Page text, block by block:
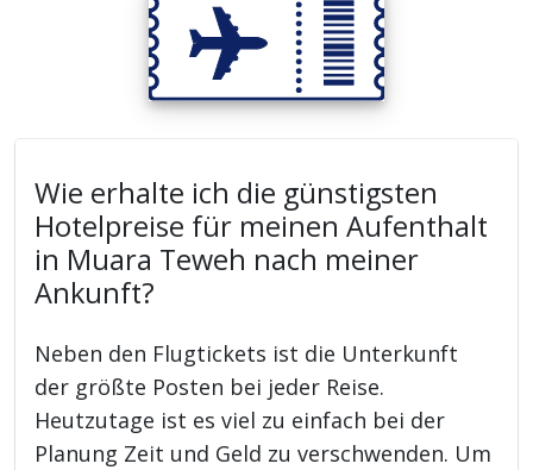
Wie erhalte ich die günstigsten
Hotelpreise für meinen Aufenthalt
in Muara Teweh nach meiner
Ankunft?
Neben den Flugtickets ist die Unterkunft
der größte Posten bei jeder Reise.
Heutzutage ist es viel zu einfach bei der
Planung Zeit und Geld zu verschwenden. Um